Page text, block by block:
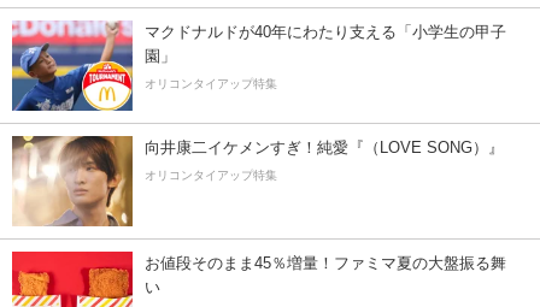
マクドナルドが40年にわたり支える「小学生の甲子
園」
オリコンタイアップ特集
向井康二イケメンすぎ！純愛『（LOVE SONG）』
オリコンタイアップ特集
お値段そのまま45％増量！ファミマ夏の大盤振る舞
い